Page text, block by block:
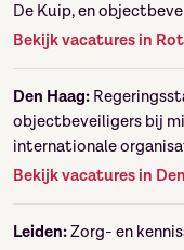
De Kuip, en
Bekijk vacatures in
Den Haag:
objectbeveiligers bij
internationale
Bekijk vacatures in
Leiden:Zorg- en
Ontvang
je mailbox
Naam
E-mailadres*